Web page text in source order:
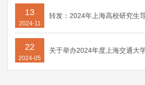
13
2024-11
22
2024-05